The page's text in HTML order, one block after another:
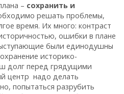
– сохранить и
решать проблемы,
время. Их много: контраст
ошибки в плане
были единодушны
историко-
долг перед грядущими
центр надо делать
попытаться разрубить